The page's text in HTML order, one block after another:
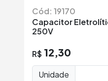
Cód: 19170
Capacitor
250V
R$ 12,30
Unidade